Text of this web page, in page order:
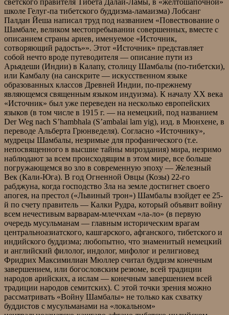
школе Гелуг-па тибетского буддизма-ламаизма) Лобсанг
Палдан Йеша написал труд под названием «Повествование о
Шамбале, великом местопребывании совершенных, вместе с
описанием страны ариев, именуемое «Источник,
сотворяющий радость»». Этот «Источник» представляет
собой нечто вроде путеводителя — описание пути из
Арьядеши (Индии) в Калапу, столицу Шамбалы (по-тибетски),
или Камбалу (на санскрите — искусственном языке
образованных классов Древней Индии, по-прежнему
являющемся священным языком индуизма). К началу XX века
«Источник» был уже переведен на несколько европейских
языков (в том числе в 1915 г. — на немецкий, под названием
Der Weg nach S’hambhala (S’ambalai lam yig), изд. в Мюнхене, в
переводе Альберта Грюнведеля). Согласно «Источнику»,
мудрецы Шамбалы, незримые для профанического (т.е.
непосвященного в высшие тайны мироздания) мира, незримо
наблюдают за всем происходящим в этом мире, все больше
погружающемся во зло в современную эпоху — Железный
Век (Кали-Юга). В год Огненной Овцы (Козы) 22-го
рабджуна, когда господство Зла на земле достигнет своего
апогея, на престол («Львиный трон») Шамбалы взойдет ее 25-
й по счету правитель — Калки Рудра, который объявит войну
всем нечестивым варварам-млеччхам «ла-ло» (в первую
очередь мусульманам — главным историческим врагам
центральноазиатского, кашгарского, афганского, тибетского и
индийского буддизма; любопытно, что знаменитый немецкий
и английский филолог, индолог, мифолог и религиовед
Фридрих Максимилиан Мюллер считал буддизм конечным
завершением, или богословским резюме, всей традиции
народов арийских, а ислам — конечным завершением всей
традиции народов семитских). С этой точки зрения можно
рассматривать «Войну Шамбалы» не только как схватку
буддистов с мусульманами на «локальном»